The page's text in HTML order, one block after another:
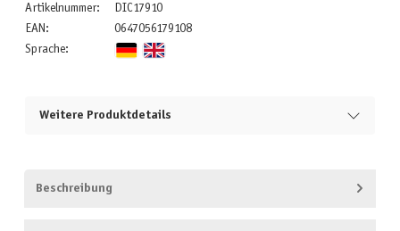
Artikelnummer:
DIC17910
EAN:
0647056179108
Sprache:
Weitere Produktdetails
Beschreibung